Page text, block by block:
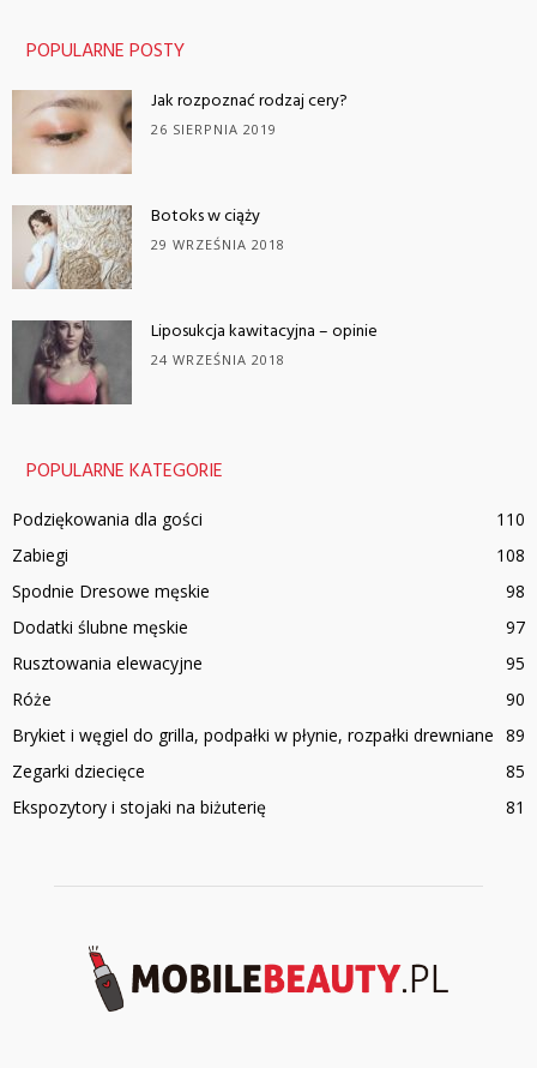
POPULARNE POSTY
Jak rozpoznać rodzaj cery?
26 SIERPNIA 2019
Botoks w ciąży
29 WRZEŚNIA 2018
Liposukcja kawitacyjna – opinie
24 WRZEŚNIA 2018
POPULARNE KATEGORIE
Podziękowania dla gości
110
Zabiegi
108
Spodnie Dresowe męskie
98
Dodatki ślubne męskie
97
Rusztowania elewacyjne
95
Róże
90
Brykiet i węgiel do grilla, podpałki w płynie, rozpałki drewniane 89
Zegarki dziecięce
85
Ekspozytory i stojaki na biżuterię
81